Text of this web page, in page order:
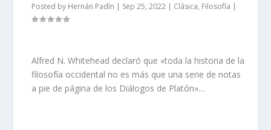
Posted by Hernán Padín | Sep 25, 2022 | Clásica, Filosofía |
Alfred N. Whitehead declaró que «toda la historia de la
filosofía occidental no es más que una serie de notas
a pie de página de los Diálogos de Platón»…